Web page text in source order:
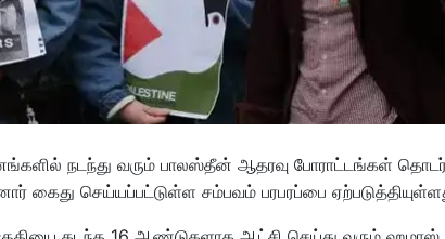
நடந்து வரும் பாலஸ்தீன் ஆதரவு போராட்டங்கள்
கைது செய்யப்பட்டுள்ள சம்பவம் பரபரப்பை